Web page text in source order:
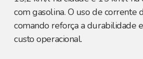
com gasolina. O uso de corrente
comando reforça a durabilidade
custo operacional.